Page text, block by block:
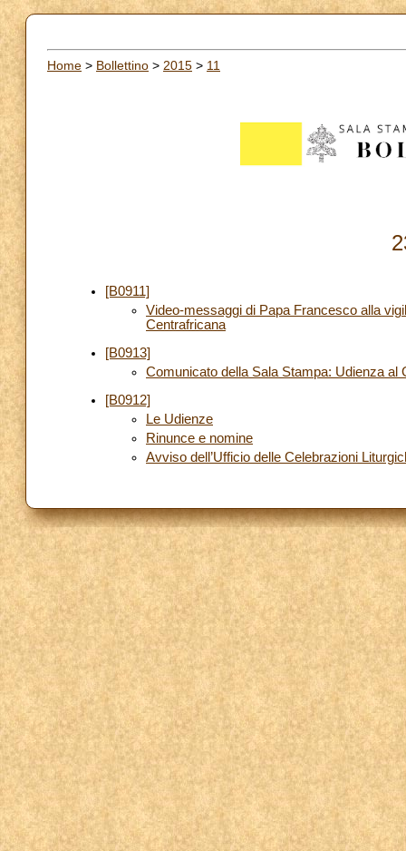
Home > Bollettino > 2015 > 11
[B0911]
Video-messaggi di Papa Francesco alla
Centrafricana
[B0913]
Comunicato della Sala Stampa: Udienza al
[B0912]
Le Udienze
Rinunce e nomine
Avviso dell’Ufficio delle Celebrazioni